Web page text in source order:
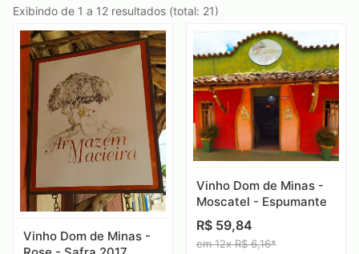
Exibindo de 1 a 12 resultados (total: 21)
Vinho Dom de Minas -
Vinho Dom de Minas -
Moscatel - Espumante
R$ 59,84
em 12x R$ 6,16*